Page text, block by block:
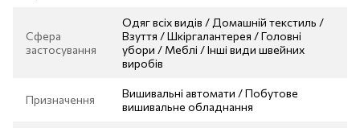
Сфера
застосування
Одяг всіх видів / Домашній текстиль /
Взуття / Шкіргалантерея / Головні
убори / Меблі / Інші види швейних
виробів
Призначення
Вишивальні автомати / Побутове
вишивальне обладнання